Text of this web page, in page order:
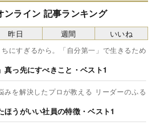
ンライン 記事ランキング
にすぎるから。「自分第一」で生きるため
真っ先にすべきこと・ベスト1
みを解決したプロが教える リーダーのふる
ほうがいい社員の特徴・ベスト1
昨日 週間 いいね